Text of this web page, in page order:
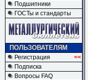
Подшипники
ГОСТы и стандарты
ПОЛЬЗОВАТЕЛЯМ
Регистрация
<<
Подписка
Вопросы FAQ